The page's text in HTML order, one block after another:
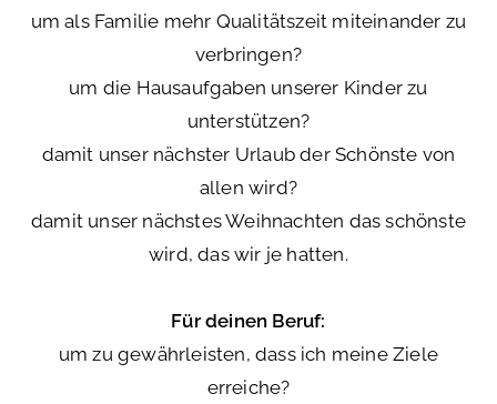
um als Familie mehr Qualitätszeit miteinander zu
verbringen?
um die Hausaufgaben unserer Kinder zu
unterstützen?
damit unser nächster Urlaub der Schönste von
allen wird?
damit unser nächstes Weihnachten das schönste
wird, das wir je hatten.
Für deinen Beruf:
um zu gewährleisten, dass ich meine Ziele
erreiche?